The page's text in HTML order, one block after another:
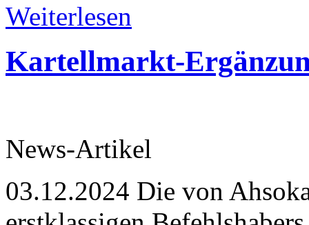
Weiterlesen
Kartellmarkt-
News-Artikel
03.12.2024 Die von